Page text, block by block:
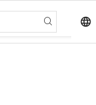
language